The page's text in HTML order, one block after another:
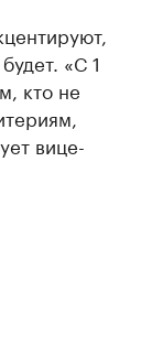
«С 1
кто не
вице-